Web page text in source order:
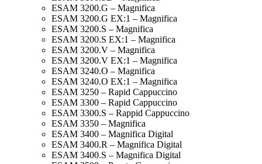
ESAM 3200.G – Magnifica
ESAM 3200.G EX:1 – Magnifica
ESAM 3200.S – Magnifica
ESAM 3200.S EX:1 – Magnifica
ESAM 3200.V – Magnifica
ESAM 3200.V EX:1 – Magnifica
ESAM 3240.O – Magnifica
ESAM 3240.O EX:1 – Magnifica
ESAM 3250 – Rapid Cappuccino
ESAM 3300 – Rapid Cappuccino
ESAM 3300.S – Rappid Cappuccino
ESAM 3350 – Magnifica
ESAM 3400 – Magnifica Digital
ESAM 3400.R – Magnifica Digital
ESAM 3400.S – Magnifica Digital